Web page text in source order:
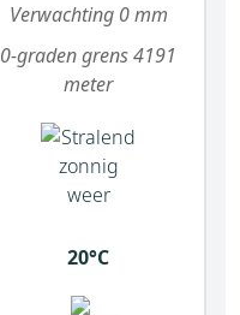
Verwachting 0 mm
0-graden grens 4191
meter
20°C